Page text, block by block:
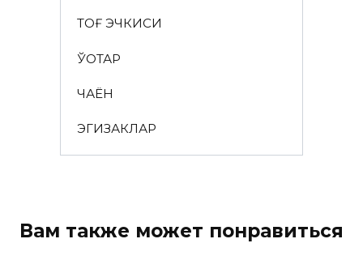
ТОҒ ЭЧКИСИ
ЎҚОТАР
ЧАЁН
ЭГИЗАКЛАР
Вам также может понравиться